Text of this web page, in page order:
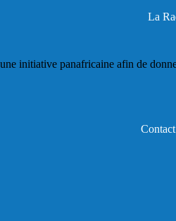
La
initiative panafricaine afin de